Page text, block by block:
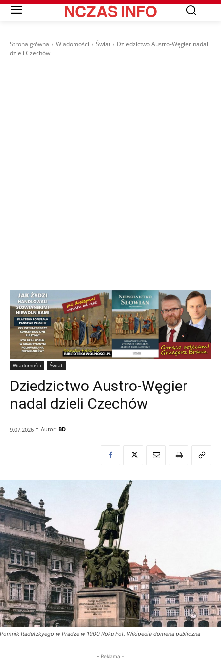
NCZASINFO
Strona główna Wiadomości Świat
Dziedzictwo Austro-Węgier nadal
dzieli Czechów
Wiadomości Świat
Dziedzictwo Austro-Węgier
nadal dzieli Czechów
9.07.2026 - Autor: BD
Pomnik Radetzkyego w Pradze w 1900 Roku Fot. Wikipedia domena publiczna
- Reklama -